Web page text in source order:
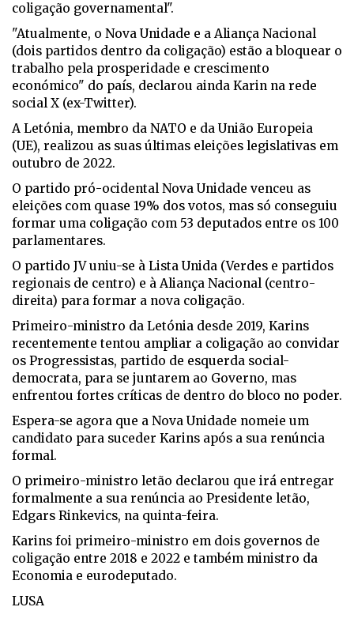
coligação governamental".
"Atualmente, o Nova Unidade e a Aliança Nacional
(dois partidos dentro da coligação) estão a bloquear o
trabalho pela prosperidade e crescimento
económico" do país, declarou ainda Karin na rede
social X (ex-Twitter).
A Letónia, membro da NATO e da União Europeia
(UE), realizou as suas últimas eleições legislativas em
outubro de 2022.
O partido pró-ocidental Nova Unidade venceu as
eleições com quase 19% dos votos, mas só conseguiu
formar uma coligação com 53 deputados entre os 100
parlamentares.
O partido JV uniu-se à Lista Unida (Verdes e partidos
regionais de centro) e à Aliança Nacional (centro-
direita) para formar a nova coligação.
Primeiro-ministro da Letónia desde 2019, Karins
recentemente tentou ampliar a coligação ao convidar
os Progressistas, partido de esquerda social-
democrata, para se juntarem ao Governo, mas
enfrentou fortes críticas de dentro do bloco no poder.
Espera-se agora que a Nova Unidade nomeie um
candidato para suceder Karins após a sua renúncia
formal.
O primeiro-ministro letão declarou que irá entregar
formalmente a sua renúncia ao Presidente letão,
Edgars Rinkevics, na quinta-feira.
Karins foi primeiro-ministro em dois governos de
coligação entre 2018 e 2022 e também ministro da
Economia e eurodeputado.
LUSA